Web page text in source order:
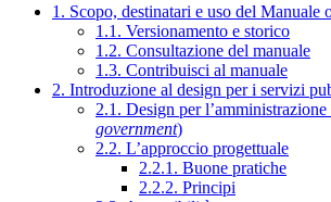
1. Scopo, destinatari e uso del Manuale
1.1. Versionamento e storico
1.2. Consultazione del manuale
1.3. Contribuisci al manuale
2. Introduzione al design per i servizi
2.1. Design per
government)
2.2. L’approccio progettuale
2.2.1. Buone pratiche
2.2.2. Principi